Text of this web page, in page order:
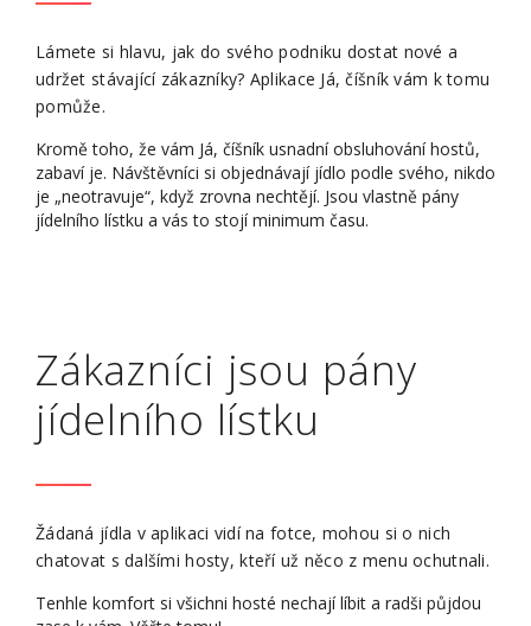
Lámete si hlavu, jak do svého podniku dostat nové a
udržet stávající zákazníky? Aplikace Já, číšník vám k tomu
pomůže.
Kromě toho, že vám Já, číšník usnadní obsluhování hostů,
zabaví je. Návštěvníci si objednávají jídlo podle svého, nikdo
je „neotravuje“, když zrovna nechtějí. Jsou vlastně pány
jídelního lístku a vás to stojí minimum času.
Zákazníci jsou pány
jídelního lístku
Žádaná jídla v aplikaci vidí na fotce, mohou si o nich
chatovat s dalšími hosty, kteří už něco z menu ochutnali.
Tenhle komfort si všichni hosté nechají líbit a radši půjdou